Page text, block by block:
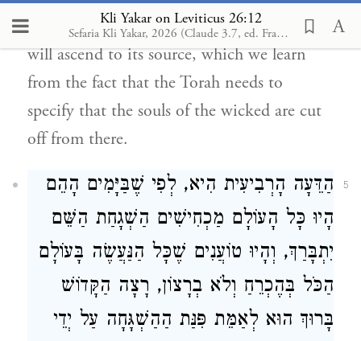
Kli Yakar on Leviticus 26:12
Sefaria Kli Yakar, 2026 (Claude 3.7, ed. Francis Nataf) ✧
you to inherit the land of life, for the soul
will ascend to its source, which we learn
from the fact that the Torah needs to
specify that the souls of the wicked are cut
off from there.
5
הַדֵּעָה הָרְבִיעִית הִיא, לְפִי שֶׁבַּיָּמִים הָהֵם
הָיוּ כָּל הָעוֹלָם מַכְחִישִׁים הַשְׁגָחַת הַשֵּׁם
יִתְבָּרַךְ, וְהָיוּ טוֹעֲנִים שֶׁכָּל הַנַּעֲשֶׂה בָּעוֹלָם
הַכֹּל בְּהֶכְרֵחַ וְלֹא בְרָצוֹן, רָצָה הַקָּדוֹשׁ
בָּרוּךְ הוּא לְאַמֵּת פִּנַּת הַהַשְׁגָּחָה עַל יְדֵי